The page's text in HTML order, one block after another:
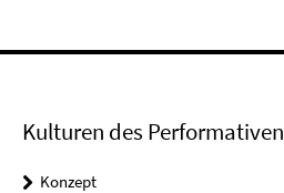
Kulturen des Performativen
Konzept